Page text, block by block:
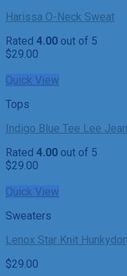
Harissa O-Neck Sweat
Rated 4.00 out of 5
$29.00
Quick View
Tops
Indigo Blue Tee Lee
Rated 4.00 out of 5
$29.00
Quick View
Sweaters
Lenox Star Knit
$29.00